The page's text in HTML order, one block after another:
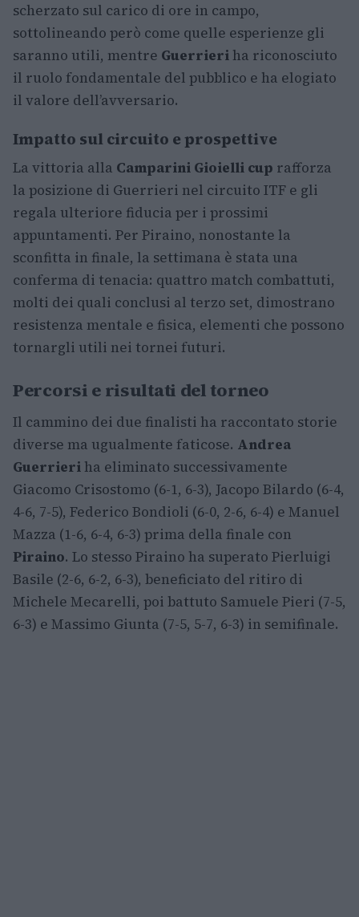
scherzato sul carico di ore in campo,
sottolineando però come quelle esperienze gli
saranno utili, mentre Guerrieri ha riconosciuto
il ruolo fondamentale del pubblico e ha elogiato
il valore dell’avversario.
Impatto sul circuito e prospettive
La vittoria alla Camparini Gioielli cup rafforza
la posizione di Guerrieri nel circuito ITF e gli
regala ulteriore fiducia per i prossimi
appuntamenti. Per Piraino, nonostante la
sconfitta in finale, la settimana è stata una
conferma di tenacia: quattro match combattuti,
molti dei quali conclusi al terzo set, dimostrano
resistenza mentale e fisica, elementi che possono
tornargli utili nei tornei futuri.
Percorsi e risultati del torneo
Il cammino dei due finalisti ha raccontato storie
diverse ma ugualmente faticose. Andrea
Guerrieri ha eliminato successivamente
Giacomo Crisostomo (6-1, 6-3), Jacopo Bilardo (6-4,
4-6, 7-5), Federico Bondioli (6-0, 2-6, 6-4) e Manuel
Mazza (1-6, 6-4, 6-3) prima della finale con
Piraino. Lo stesso Piraino ha superato Pierluigi
Basile (2-6, 6-2, 6-3), beneficiato del ritiro di
Michele Mecarelli, poi battuto Samuele Pieri (7-5,
6-3) e Massimo Giunta (7-5, 5-7, 6-3) in semifinale.